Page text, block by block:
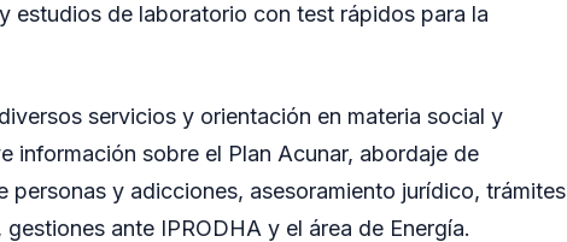
estudios de laboratorio con test rápidos para la
servicios y orientación en materia social y
información sobre el Plan Acunar, abordaje de
personas y adicciones, asesoramiento jurídico, trámites
ante IPRODHA y el área de Energía.